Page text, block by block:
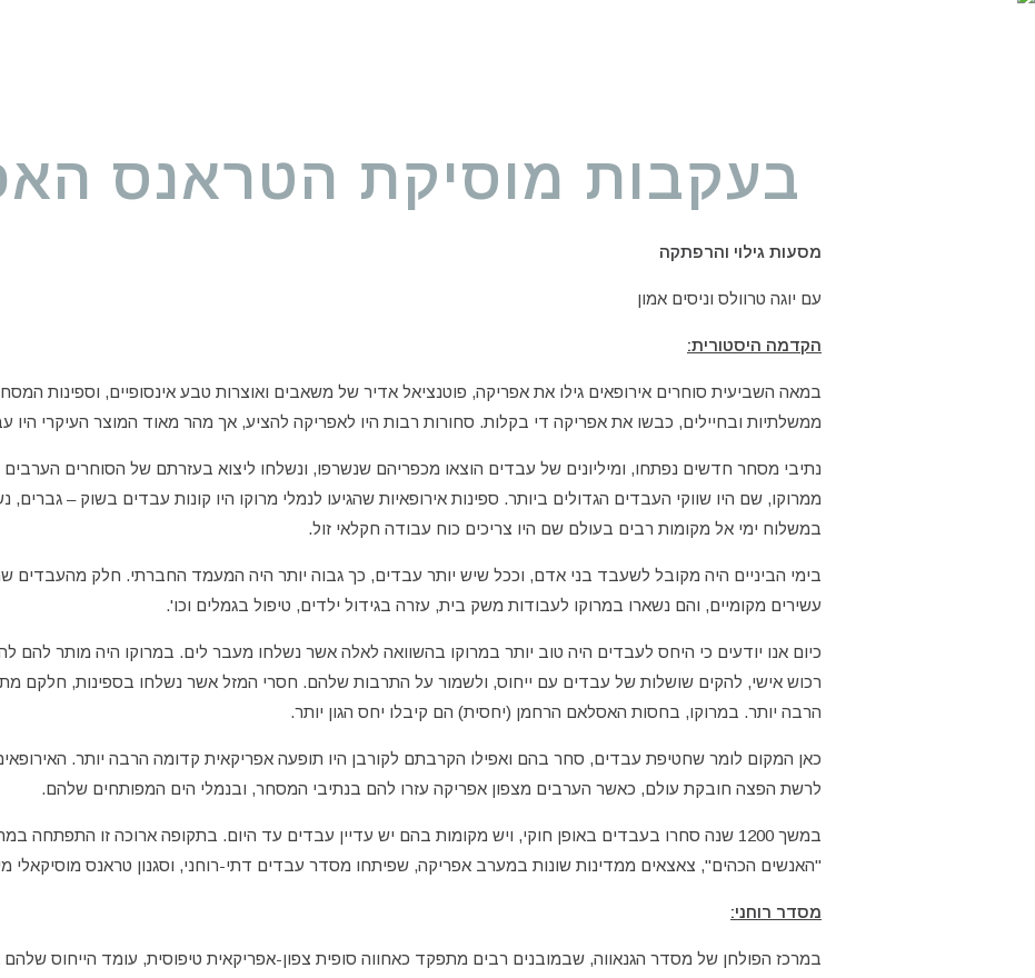
בעקבות מוסיקת הטראנס
מסעות גילוי והרפתקה
עם יוגה טרוולס וניסים אמון
הקדמה היסטורית:
במאה השביעית סוחרים אירופאים גילו את אפריקה, פוטנציאל אדיר של משאבים ואוצרות טבע אינסופיים, וספינות
ממשלתיות ובחיילים, כבשו את אפריקה די בקלות. סחורות רבות היו לאפריקה להציע, אך מהר מאוד המוצר העיקרי היו
נתיבי מסחר חדשים נפתחו, ומיליונים של עבדים הוצאו מכפריהם שנשרפו, ונשלחו ליצוא בעזרתם של הסוחרים הערבים
ממרוקו, שם היו שווקי העבדים הגדולים ביותר. ספינות אירופאיות שהגיעו לנמלי מרוקו היו קונות עבדים בשוק – גברים,
במשלוח ימי אל מקומות רבים בעולם שם היו צריכים כוח עבודה חקלאי זול.
בימי הביניים היה מקובל לשעבד בני אדם, וככל שיש יותר עבדים, כך גבוה יותר היה המעמד החברתי. חלק מהעבדים
עשירים מקומיים, והם נשארו במרוקו לעבודות משק בית, עזרה בגידול ילדים, טיפול בגמלים וכו'.
כיום אנו יודעים כי היחס לעבדים היה טוב יותר במרוקו בהשוואה לאלה אשר נשלחו מעבר לים. במרוקו היה מותר להם
רכוש אישי, להקים שושלות של עבדים עם ייחוס, ולשמור על התרבות שלהם. חסרי המזל אשר נשלחו בספינות, חלקם
הרבה יותר. במרוקו, בחסות האסלאם הרחמן (יחסית) הם קיבלו יחס הגון יותר.
כאן המקום לומר שחטיפת עבדים, סחר בהם ואפילו הקרבתם לקורבן היו תופעה אפריקאית קדומה הרבה יותר.
לרשת הפצה חובקת עולם, כאשר הערבים מצפון אפריקה עזרו להם בנתיבי המסחר, ובנמלי הים המפותחים שלהם.
במשך 1200 שנה סחרו בעבדים באופן חוקי, ויש מקומות בהם יש עדיין עבדים עד היום. בתקופה ארוכה זו התפתחה
"האנשים הכהים", צאצאים ממדינות שונות במערב אפריקה, שפיתחו מסדר עבדים דתי-רוחני, וסגנון טראנס מוסיקאלי
מסדר רוחני:
במרכז הפולחן של מסדר הגנאווה, שבמובנים רבים מתפקד כאחווה סופית צפון-אפריקאית טיפוסית, עומד הייחוס